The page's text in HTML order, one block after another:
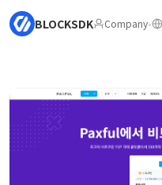
BLOCKSDK Company•